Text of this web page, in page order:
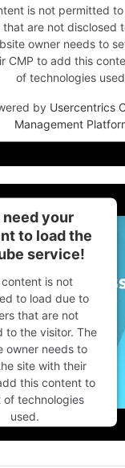
is not permitted
are not disclosed
owner needs to
CMP to add this
of technologies used.
by Usercentrics
Management
need your
to load the
service!
is not
to load due to
that are not
to the visitor. The
owner needs to
site with their
this content to
of technologies
used.
byUsercentrics